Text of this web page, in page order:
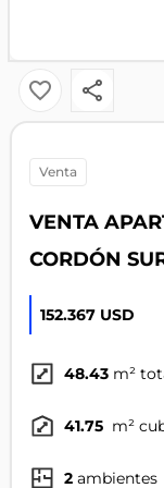
venta
VENTA
CORDÓN
152.367 USD
48.43 m²
41.75 m²
2 ambientes